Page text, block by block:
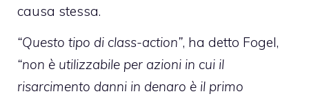
causa stessa.
“Questo tipo di class-action”, ha detto Fogel,
“non è utilizzabile per azioni in cui il
risarcimento danni in denaro è il primo